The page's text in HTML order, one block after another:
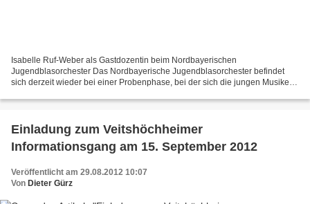
Isabelle Ruf-Weber als Gastdozentin beim Nordbayerischen
Jugendblasorchester Das Nordbayerische Jugendblasorchester befindet
sich derzeit wieder bei einer Probenphase, bei der sich die jungen Musiker
Einladung zum Veitshöchheimer
Informationsgang am 15. September 2012
Veröffentlicht am 29.08.2012 10:07
Von Dieter Gürz